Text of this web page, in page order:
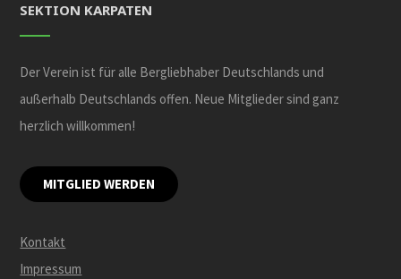
SEKTION KARPATEN
Der Verein ist für alle Bergliebhaber Deutschlands und
außerhalb Deutschlands offen. Neue Mitglieder sind ganz
herzlich willkommen!
MITGLIED WERDEN
Kontakt
Impressum